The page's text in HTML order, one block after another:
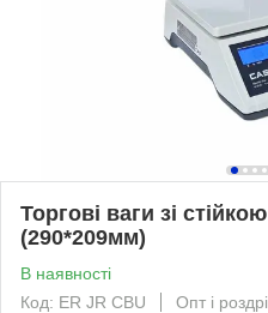
Торгові ваги зі
(290*209мм)
В наявності
Код: ER JR CBU
Опт і